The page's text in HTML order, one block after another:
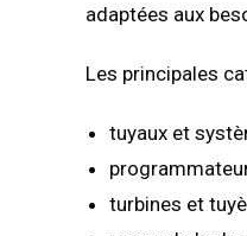
adaptées aux
Les principales
tuyaux et
turbines et